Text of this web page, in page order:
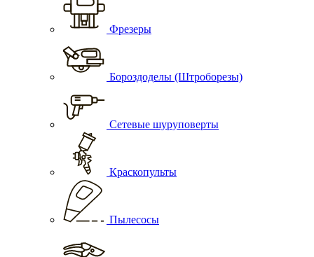
Фрезеры
Бороздоделы (Штроборезы)
Сетевые шуруповерты
Краскопульты
Пылесосы